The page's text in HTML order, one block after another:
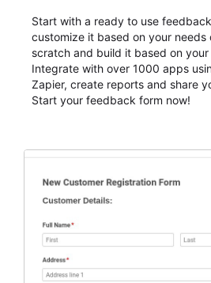
Start with a ready to use
customize it based on your needs
scratch and build it based on
Integrate with over 1000 apps
Zapier, create reports and share
Start your feedback form now!